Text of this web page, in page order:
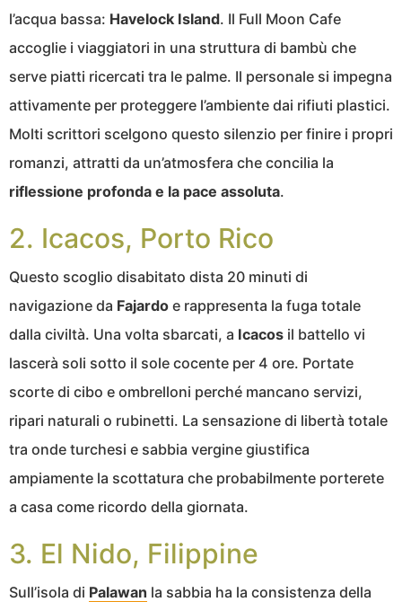
l’acqua bassa: Havelock Island. Il Full Moon Cafe
accoglie i viaggiatori in una struttura di bambù che
serve piatti ricercati tra le palme. Il personale si impegna
attivamente per proteggere l’ambiente dai rifiuti plastici.
Molti scrittori scelgono questo silenzio per finire i propri
romanzi, attratti da un’atmosfera che concilia la
riflessione profonda e la pace assoluta.
2. Icacos, Porto Rico
Questo scoglio disabitato dista 20 minuti di
navigazione da Fajardo e rappresenta la fuga totale
dalla civiltà. Una volta sbarcati, a Icacos il battello vi
lascerà soli sotto il sole cocente per 4 ore. Portate
scorte di cibo e ombrelloni perché mancano servizi,
ripari naturali o rubinetti. La sensazione di libertà totale
tra onde turchesi e sabbia vergine giustifica
ampiamente la scottatura che probabilmente porterete
a casa come ricordo della giornata.
3. El Nido, Filippine
Sull’isola di Palawan la sabbia ha la consistenza della